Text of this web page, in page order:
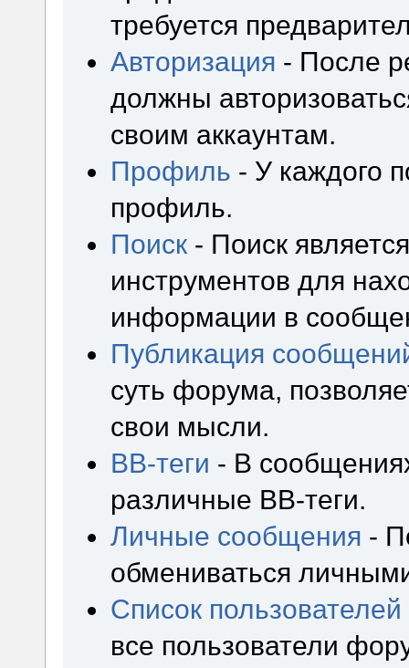
требуется
Авторизация - После
должны
своим аккаунтам.
Профиль - У каждого
профиль.
Поиск - Поиск
инструментов для
информации в
Публикация
суть форума,
свои мысли.
BB-теги - В
различные BB-теги.
Личные сообщения -
обмениваться
Список пользователей
все пользователи